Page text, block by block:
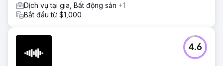
Dịch vụ tại gia, Bất động sản +1
Bắt đầu từ $1,000
4.6